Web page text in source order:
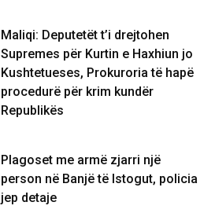
Maliqi: Deputetët t’i drejtohen
Supremes për Kurtin e Haxhiun jo
Kushtetueses, Prokuroria të hapë
procedurë për krim kundër
Republikës
Plagoset me armë zjarri një
person në Banjë të Istogut, policia
jep detaje